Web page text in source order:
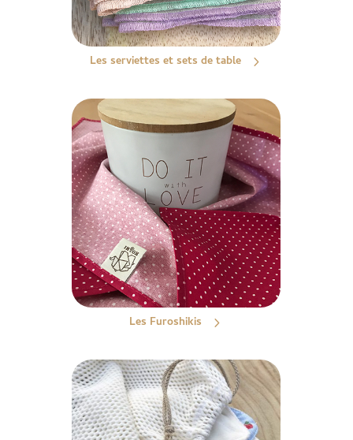
Les serviettes et sets de table
Les Furoshikis